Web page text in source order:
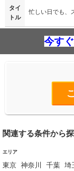
タイ
トル
忙しい日でも、
今す
関連する条件から
エリア
東京 神奈川 千葉 埼